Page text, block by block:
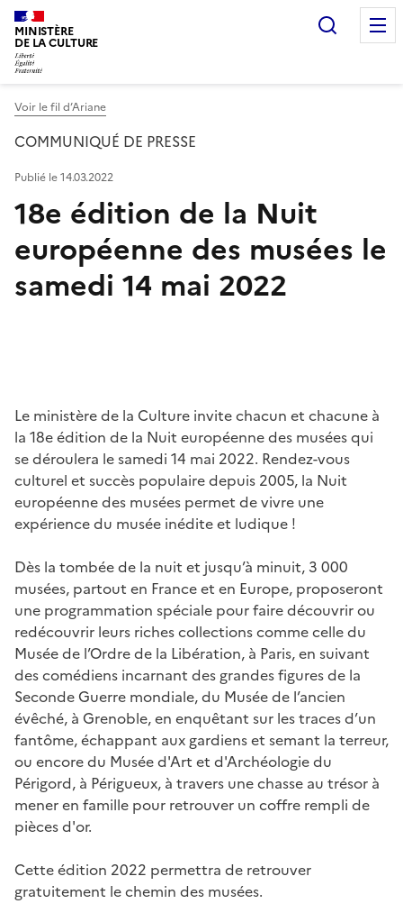
MINISTÈRE
DE LA CULTURE
Voir le fil d’Ariane
COMMUNIQUÉ DE PRESSE
18e édition de la Nuit
européenne des musées le
samedi 14 mai 2022
Publié le 14.03.2022
Le ministère de la Culture invite chacun et chacune à
la 18e édition de la Nuit européenne des musées qui
se déroulera le samedi 14 mai 2022. Rendez-vous
culturel et succès populaire depuis 2005, la Nuit
européenne des musées permet de vivre une
expérience du musée inédite et ludique !
Dès la tombée de la nuit et jusqu’à minuit, 3 000
musées, partout en France et en Europe, proposeront
une programmation spéciale pour faire découvrir ou
redécouvrir leurs riches collections comme celle du
Musée de l’Ordre de la Libération, à Paris, en suivant
des comédiens incarnant des grandes figures de la
Seconde Guerre mondiale, du Musée de l’ancien
évêché, à Grenoble, en enquêtant sur les traces d’un
fantôme, échappant aux gardiens et semant la terreur,
ou encore du Musée d'Art et d'Archéologie du
Périgord, à Périgueux, à travers une chasse au trésor à
mener en famille pour retrouver un coffre rempli de
pièces d'or.
Cette édition 2022 permettra de retrouver
gratuitement le chemin des musées.